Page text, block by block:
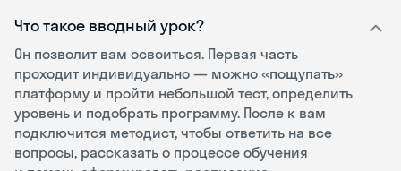
Что такое вводный урок?
Он позволит вам освоиться. Первая часть
проходит индивидуально — можно «пощупать»
платформу и пройти небольшой тест, определить
уровень и подобрать программу. После к вам
подключится методист, чтобы ответить на все
вопросы, рассказать о процессе обучения